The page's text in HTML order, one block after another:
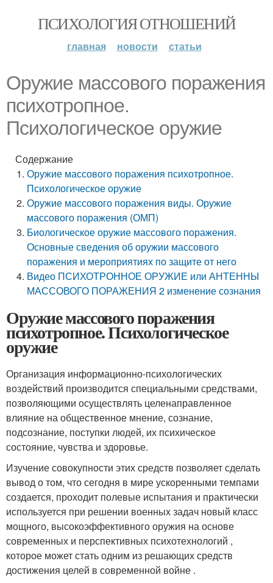
ПСИХОЛОГИЯ ОТНОШЕНИЙ
главная новости статьи
Оружие массового поражения
психотропное.
Психологическое оружие
Содержание
Оружие массового поражения психотропное.
Психологическое оружие
Оружие массового поражения виды. Оружие
массового поражения (ОМП)
Биологическое оружие массового поражения.
Основные сведения об оружии массового
поражения и мероприятиях по защите от него
Видео ПСИХОТРОННОЕ ОРУЖИЕ или АНТЕННЫ
МАССОВОГО ПОРАЖЕНИЯ 2 изменение сознания
Оружие массового поражения
психотропное. Психологическое
оружие
Организация информационно-психологических
воздействий производится специальными средствами,
позволяющими осуществлять целенаправленное
влияние на общественное мнение, сознание,
подсознание, поступки людей, их психическое
состояние, чувства и здоровье.
Изучение совокупности этих средств позволяет сделать
вывод о том, что сегодня в мире ускоренными темпами
создается, проходит полевые испытания и практически
используется при решении военных задач новый класс
мощного, высокоэффективного оружия на основе
современных и перспективных психотехнологий ,
которое может стать одним из решающих средств
достижения целей в современной войне .